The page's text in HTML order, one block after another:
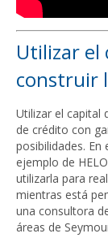
Utilizar el
construir
Utilizar el capital
de crédito con
posibilidades.
ejemplo de
utilizarla para
mientras está
una consultora
áreas de